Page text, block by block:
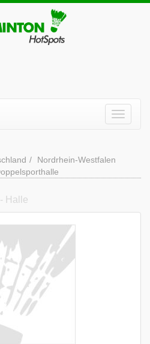
Nordrhein-Westfalen
- Halle